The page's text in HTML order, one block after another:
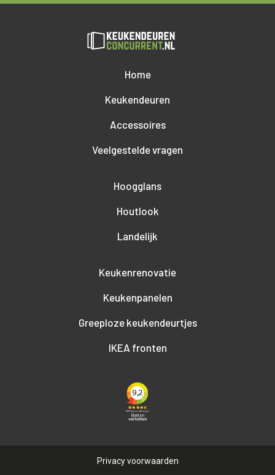
Home
Keukendeuren
Accessoires
Veelgestelde vragen
Hoogglans
Houtlook
Landelijk
Keukenrenovatie
Keukenpanelen
Greeploze keukendeurtjes
IKEA fronten
Privacy voorwaarden